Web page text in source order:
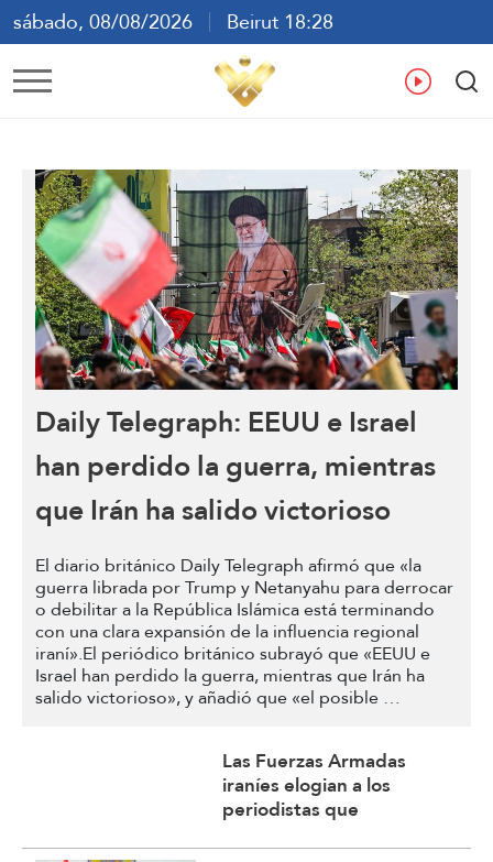
sábado, 08/08/2026
Beirut 18:28
ع En
Daily Telegraph: EEUU e Israel
han perdido la guerra, mientras
que Irán ha salido victorioso
El diario británico Daily Telegraph afirmó que «la
guerra librada por Trump y Netanyahu para derrocar
o debilitar a la República Islámica está terminando
con una clara expansión de la influencia regional
iraní».El periódico británico subrayó que «EEUU e
Israel han perdido la guerra, mientras que Irán ha
salido victorioso», y añadió que «el posible …
Las Fuerzas Armadas
iraníes elogian a los
periodistas que